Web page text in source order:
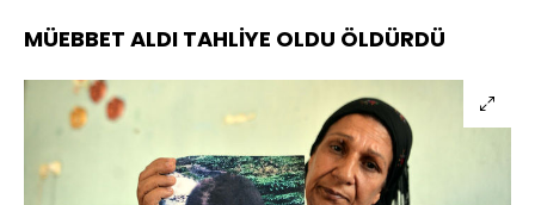
MÜEBBET ALDI TAHLİYE OLDU ÖLDÜRDÜ